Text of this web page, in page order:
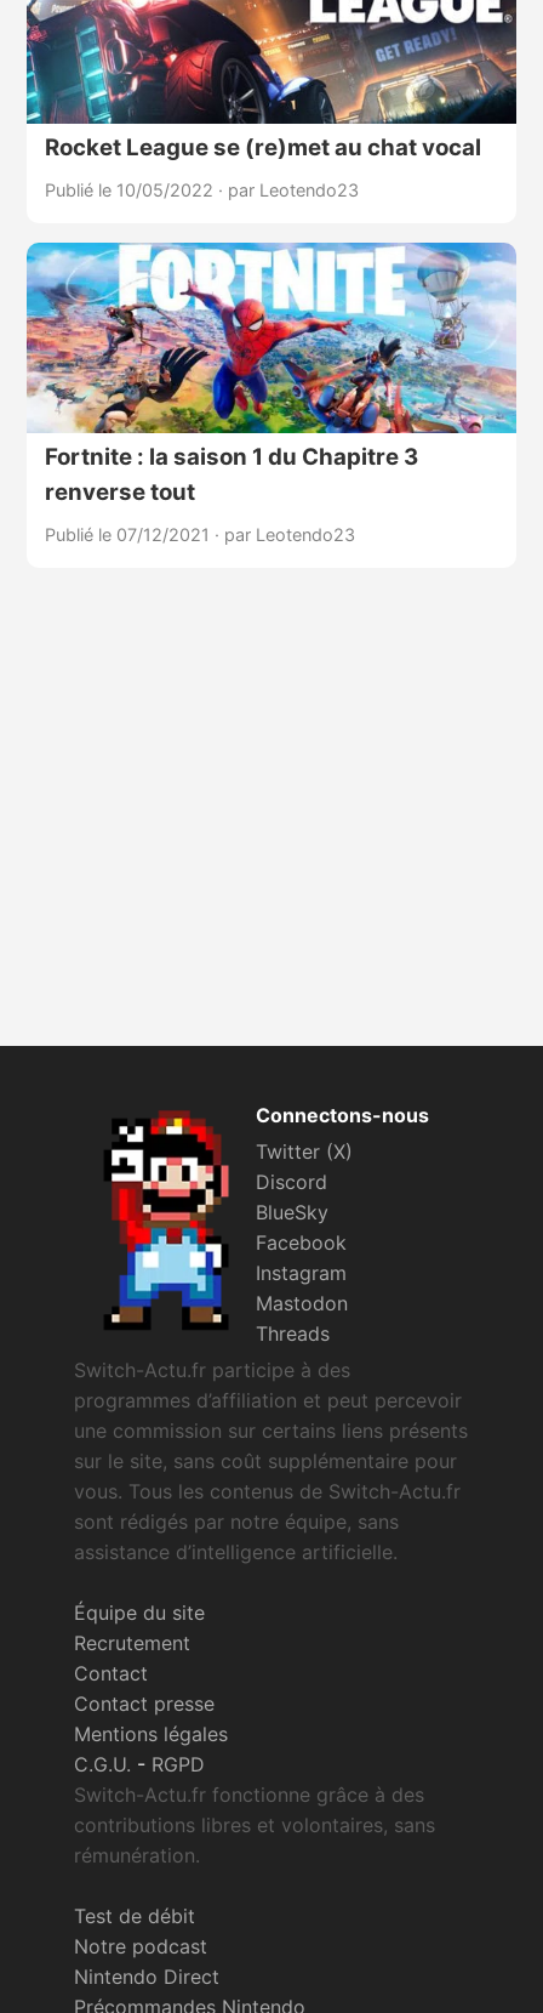
Rocket League se (re)met au chat vocal
Publié le 10/05/2022 · par Leotendo23
Fortnite : la saison 1 du Chapitre 3
renverse tout
Publié le 07/12/2021 · par Leotendo23
Connectons-nous
Twitter (X)
Discord
BlueSky
Facebook
Instagram
Mastodon
Threads
Switch-Actu.fr participe à des
programmes d’affiliation et peut percevoir
une commission sur certains liens présents
sur le site, sans coût supplémentaire pour
vous. Tous les contenus de Switch-Actu.fr
sont rédigés par notre équipe, sans
assistance d’intelligence artificielle.
Équipe du site
Recrutement
Contact
Contact presse
Mentions légales
C.G.U. - RGPD
Switch-Actu.fr fonctionne grâce à des
contributions libres et volontaires, sans
rémunération.
Test de débit
Notre podcast
Nintendo Direct
Précommandes Nintendo